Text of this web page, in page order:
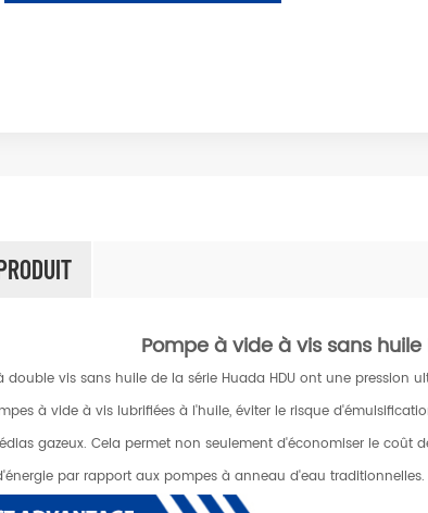
Pompe à vide à vis sans
double vis sans huile de la série Huada HDU ont une
à vide à vis lubrifiées à l'huile, éviter le risque
gazeux. Cela permet non seulement d'économiser le coût
par rapport aux pompes à anneau d'eau traditionnelles.